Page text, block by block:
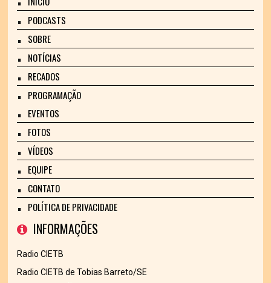
PODCASTS
SOBRE
NOTÍCIAS
RECADOS
PROGRAMAÇÃO
EVENTOS
FOTOS
VÍDEOS
EQUIPE
CONTATO
POLÍTICA DE PRIVACIDADE
INFORMAÇÕES
Radio CIETB
Radio CIETB de Tobias Barreto/SE